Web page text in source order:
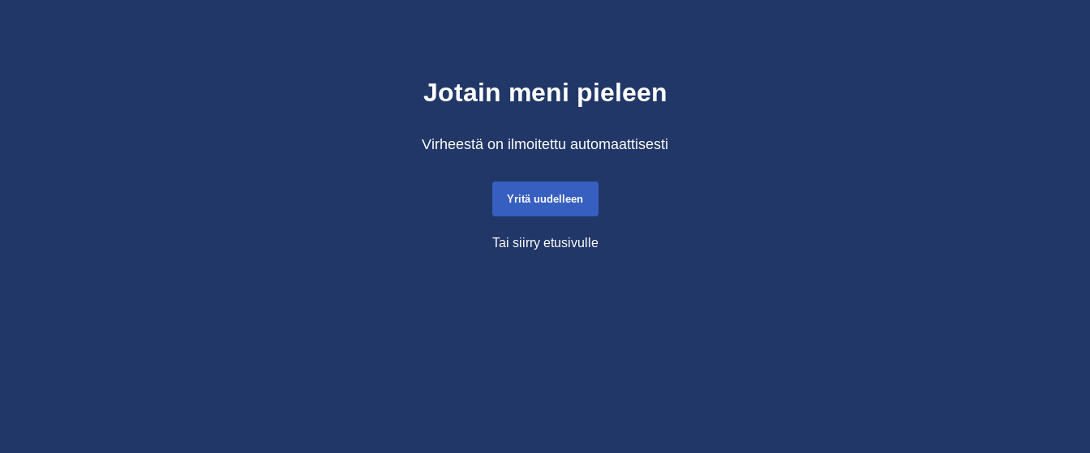
Jotain meni pieleen
Virheestä on ilmoitettu automaattisesti
Yritä uudelleen
Tai siirry etusivulle